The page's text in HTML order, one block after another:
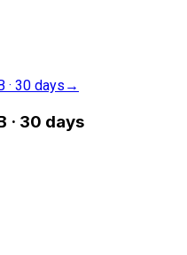
· 30 days →
· 30 days